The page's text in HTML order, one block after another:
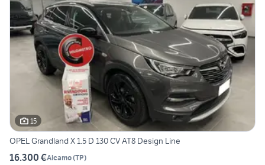
15
OPEL Grandland X 1.5 D 130 CV AT8 Design Line
16.300 €Alcamo(TP)